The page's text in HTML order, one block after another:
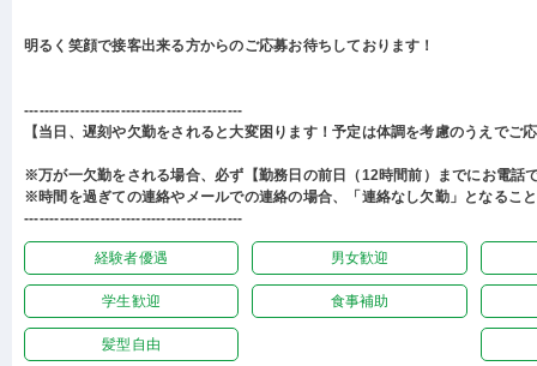
明るく笑顔で接客出来る方からのご応募お待ちしております！
-------------------------------------------
【当日、遅刻や欠勤をされると大変困ります！予定は体調を考慮のうえでご
※万が一欠勤をされる場合、必ず【勤務日の前日（12時間前）までにお電話
※時間を過ぎての連絡やメールでの連絡の場合、「連絡なし欠勤」となるこ
-------------------------------------------
経験者優遇 男女歓迎
学生歓迎 食事補助
髪型自由